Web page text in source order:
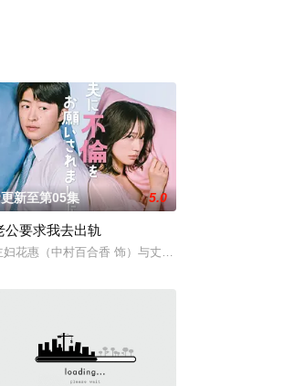
少年到
人卷入了一场跨越十年的惊天阴谋。这纸人身上，竟
更新至第05集 5.0
公要求我去出轨
妇花惠（中村百合香 饰）与丈夫弘树（佐野玲於 饰